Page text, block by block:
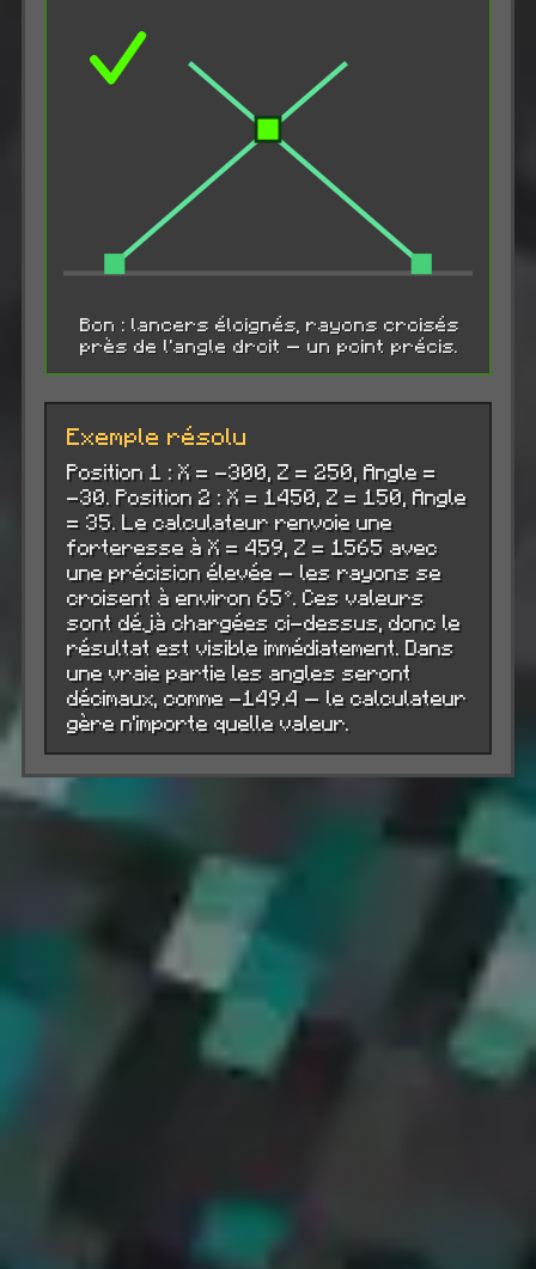
Bon : lancers éloignés, rayons croisés
près de l'angle droit — un point précis.
Exemple résolu
Position 1 : X = -300, Z = 250, Angle =
-30. Position 2 : X = 1450, Z = 150, Angle
= 35. Le calculateur renvoie une
forteresse à X = 459, Z = 1565 avec
une précision élevée — les rayons se
croisent à environ 65°. Ces valeurs
sont déjà chargées ci-dessus, donc le
résultat est visible immédiatement. Dans
une vraie partie les angles seront
décimaux, comme -149.4 — le calculateur
gère n'importe quelle valeur.